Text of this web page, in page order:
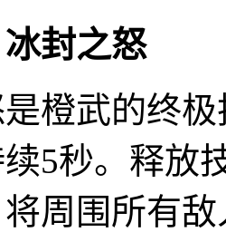
封之怒
橙武的终
5秒。释放
周围所有